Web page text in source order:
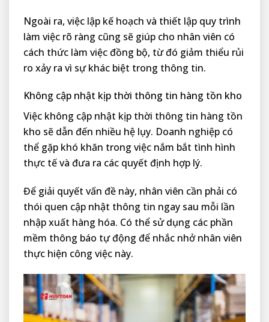
Ngoài ra, việc lập kế hoạch và thiết lập quy trình
làm việc rõ ràng cũng sẽ giúp cho nhân viên có
cách thức làm việc đồng bộ, từ đó giảm thiểu rủi
ro xảy ra vì sự khác biệt trong thông tin.
Không cập nhật kịp thời thông tin hàng tồn kho
Việc không cập nhật kịp thời thông tin hàng tồn
kho sẽ dẫn đến nhiều hệ lụy. Doanh nghiệp có
thể gặp khó khăn trong việc nắm bắt tình hình
thực tế và đưa ra các quyết định hợp lý.
Để giải quyết vấn đề này, nhân viên cần phải có
thói quen cập nhật thông tin ngay sau mỗi lần
nhập xuất hàng hóa. Có thể sử dụng các phần
mềm thông báo tự động để nhắc nhở nhân viên
thực hiện công việc này.